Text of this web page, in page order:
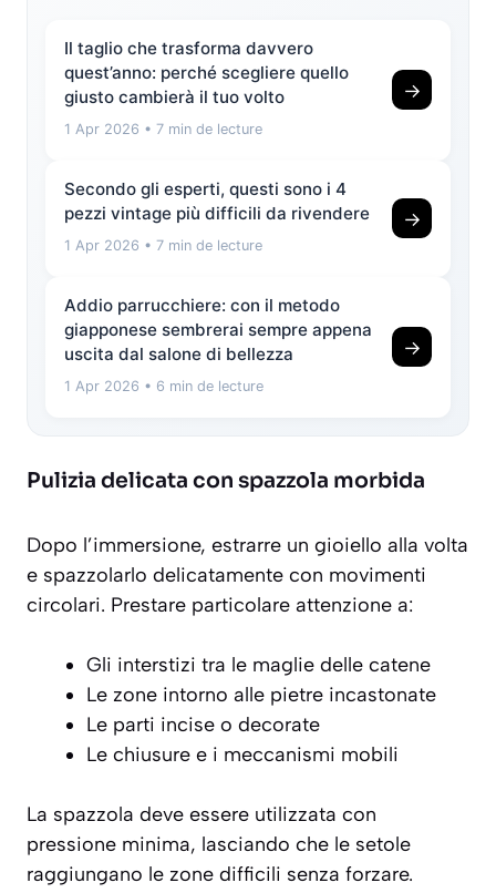
Il taglio che trasforma davvero
quest’anno: perché scegliere quello
giusto cambierà il tuo volto
1 Apr 2026 • 7 min de lecture
→
Secondo gli esperti, questi sono i 4
pezzi vintage più difficili da rivendere
1 Apr 2026 • 7 min de lecture
→
Addio parrucchiere: con il metodo
giapponese sembrerai sempre appena
uscita dal salone di bellezza
1 Apr 2026 • 6 min de lecture
→
Pulizia delicata con spazzola morbida
Dopo l’immersione, estrarre un gioiello alla volta
e spazzolarlo delicatamente con movimenti
circolari. Prestare particolare attenzione a:
Gli interstizi tra le maglie delle catene
Le zone intorno alle pietre incastonate
Le parti incise o decorate
Le chiusure e i meccanismi mobili
La spazzola deve essere utilizzata con
pressione minima, lasciando che le setole
raggiungano le zone difficili senza forzare.